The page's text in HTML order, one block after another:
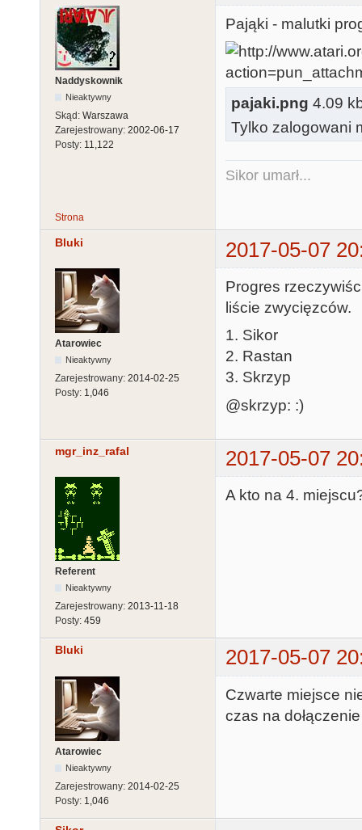
Naddyskownik
Nieaktywny
Skąd: Warszawa
Zarejestrowany: 2002-06-17
Posty: 11,122
Pająki - malutki
pajaki.png 4.09
Tylko zalogowani
Sikor umarł...
Strona
Bluki 2017-05-07
Atarowiec
Nieaktywny
Zarejestrowany: 2014-02-25
Posty: 1,046
Progres
liście zwycięzców.
1. Sikor
2. Rastan
3. Skrzyp
@skrzyp: :)
mgr_inz_rafal 2017-05-07
Referent
Nieaktywny
Zarejestrowany: 2013-11-18
Posty: 459
A kto na 4.
Bluki 2017-05-07
Atarowiec
Nieaktywny
Zarejestrowany: 2014-02-25
Posty: 1,046
Czwarte miejsce
czas na